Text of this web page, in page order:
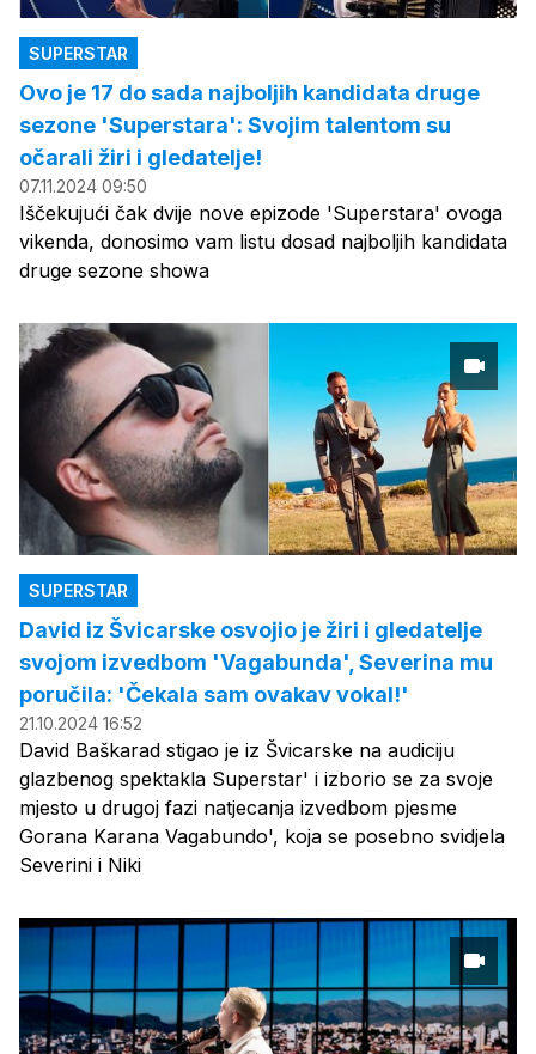
SUPERSTAR
Ovo je 17 do sada najboljih kandidata druge
sezone 'Superstara': Svojim talentom su
očarali žiri i gledatelje!
07.11.2024 09:50
Iščekujući čak dvije nove epizode 'Superstara' ovoga
vikenda, donosimo vam listu dosad najboljih kandidata
druge sezone showa
SUPERSTAR
David iz Švicarske osvojio je žiri i gledatelje
svojom izvedbom 'Vagabunda', Severina mu
poručila: 'Čekala sam ovakav vokal!'
21.10.2024 16:52
David Baškarad stigao je iz Švicarske na audiciju
glazbenog spektakla Superstar' i izborio se za svoje
mjesto u drugoj fazi natjecanja izvedbom pjesme
Gorana Karana Vagabundo', koja se posebno svidjela
Severini i Niki